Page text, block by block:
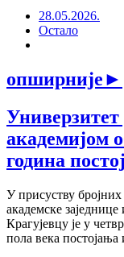
28.05.2026.
Остало
опширније►
Универзитет
академијом
година
У присуству
академске
Крагујевцу је у
пола века